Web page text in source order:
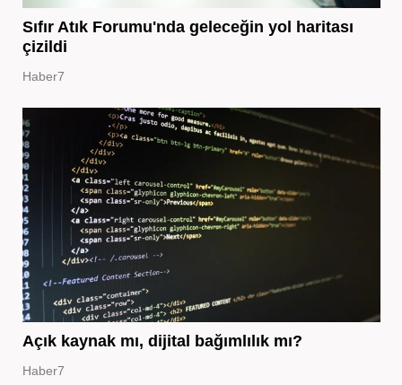
Sıfır Atık Forumu'nda geleceğin yol haritası
çizildi
Haber7
Açık kaynak mı, dijital bağımlılık mı?
Haber7